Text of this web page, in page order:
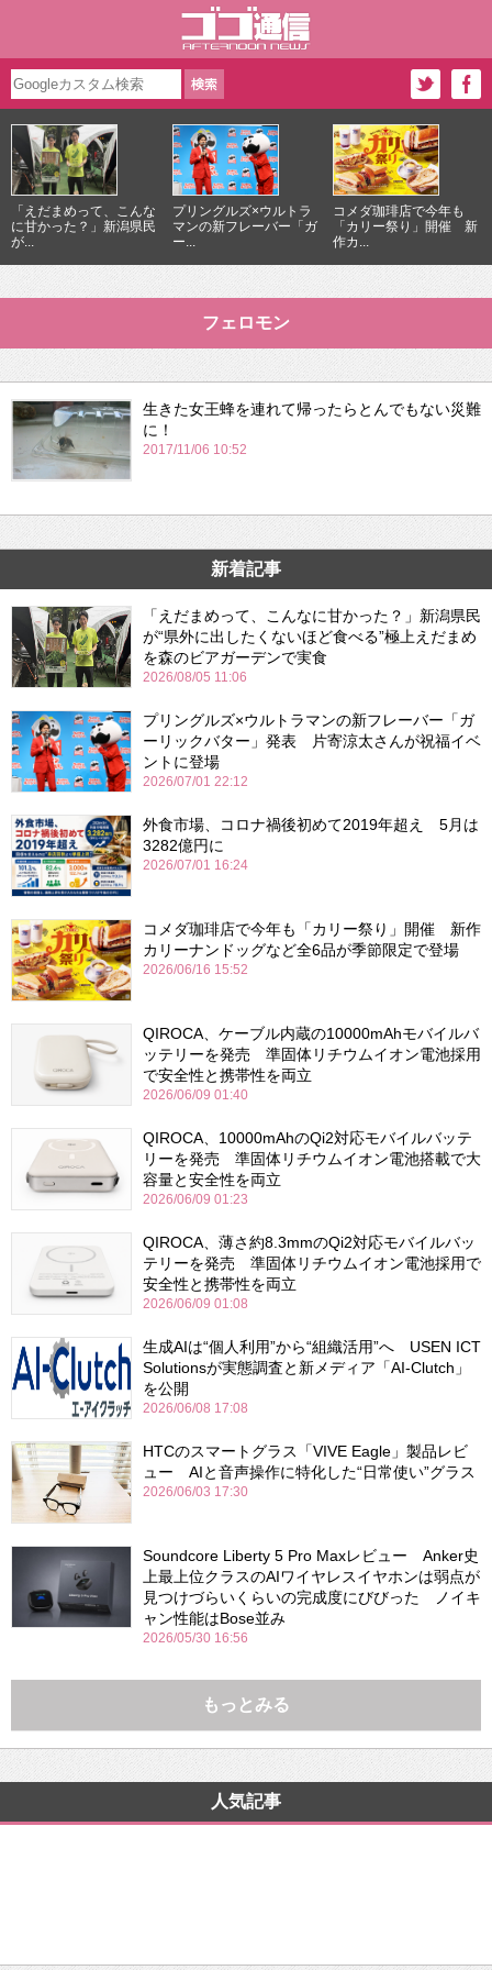
「えだまめって、こんな
に甘かった？」新潟県民
が...
プリングルズ×ウルトラ
マンの新フレーバー「ガ
ー...
コメダ珈琲店で今年も
「カリー祭り」開催 新
作カ...
フェロモン
生きた女王蜂を連れて帰ったらとんでもない災難
に！
2017/11/06 10:52
新着記事
「えだまめって、こんなに甘かった？」新潟県民
が“県外に出したくないほど食べる”極上えだまめ
を森のビアガーデンで実食
2026/08/05 11:06
プリングルズ×ウルトラマンの新フレーバー「ガ
ーリックバター」発表 片寄涼太さんが祝福イベ
ントに登場
2026/07/01 22:12
外食市場、コロナ禍後初めて2019年超え 5月は
3282億円に
2026/07/01 16:24
コメダ珈琲店で今年も「カリー祭り」開催 新作
カリーナンドッグなど全6品が季節限定で登場
2026/06/16 15:52
QIROCA、ケーブル内蔵の10000mAhモバイルバ
ッテリーを発売 準固体リチウムイオン電池採用
で安全性と携帯性を両立
2026/06/09 01:40
QIROCA、10000mAhのQi2対応モバイルバッテ
リーを発売 準固体リチウムイオン電池搭載で大
容量と安全性を両立
2026/06/09 01:23
QIROCA、薄さ約8.3mmのQi2対応モバイルバッ
テリーを発売 準固体リチウムイオン電池採用で
安全性と携帯性を両立
2026/06/09 01:08
生成AIは“個人利用”から“組織活用”へ USEN ICT
Solutionsが実態調査と新メディア「AI-Clutch」
を公開
2026/06/08 17:08
HTCのスマートグラス「VIVE Eagle」製品レビ
ュー AIと音声操作に特化した“日常使い”グラス
2026/06/03 17:30
Soundcore Liberty 5 Pro Maxレビュー Anker史
上最上位クラスのAIワイヤレスイヤホンは弱点が
見つけづらいくらいの完成度にびびった ノイキ
ャン性能はBose並み
2026/05/30 16:56
もっとみる
人気記事